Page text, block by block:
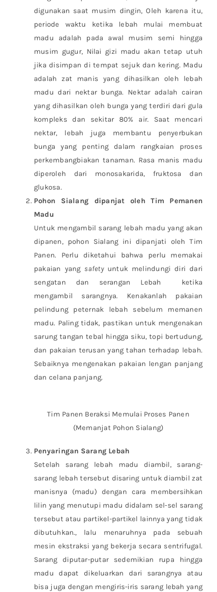
digunakan saat musim dingin, Oleh karena itu,
periode waktu ketika lebah mulai membuat
madu adalah pada awal musim semi hingga
musim gugur, Nilai gizi madu akan tetap utuh
jika disimpan di tempat sejuk dan kering. Madu
adalah zat manis yang dihasilkan oleh lebah
madu dari nektar bunga. Nektar adalah cairan
yang dihasilkan oleh bunga yang terdiri dari gula
kompleks dan sekitar 80% air. Saat mencari
nektar, lebah juga membantu penyerbukan
bunga yang penting dalam rangkaian proses
perkembangbiakan tanaman. Rasa manis madu
diperoleh dari monosakarida, fruktosa dan
glukosa.
Pohon Sialang dipanjat oleh Tim Pemanen
Madu
Untuk mengambil sarang lebah madu yang akan
dipanen, pohon Sialang ini dipanjati oleh Tim
Panen. Perlu diketahui bahwa perlu memakai
pakaian yang safety untuk melindungi diri dari
sengatan dan serangan Lebah ketika
mengambil sarangnya. Kenakanlah pakaian
pelindung peternak lebah sebelum memanen
madu. Paling tidak, pastikan untuk mengenakan
sarung tangan tebal hingga siku, topi bertudung,
dan pakaian terusan yang tahan terhadap lebah.
Sebaiknya mengenakan pakaian lengan panjang
dan celana panjang.
Tim Panen Beraksi Memulai Proses Panen
(Memanjat Pohon Sialang)
Penyaringan Sarang Lebah
Setelah sarang lebah madu diambil, sarang-
sarang lebah tersebut disaring untuk diambil zat
manisnya (madu) dengan cara membersihkan
lilin yang menutupi madu didalam sel-sel sarang
tersebut atau partikel-partikel lainnya yang tidak
dibutuhkan., lalu menaruhnya pada sebuah
mesin ekstraksi yang bekerja secara sentrifugal.
Sarang diputar-putar sedemikian rupa hingga
madu dapat dikeluarkan dari sarangnya atau
bisa juga dengan mengiris-iris sarang lebah yang